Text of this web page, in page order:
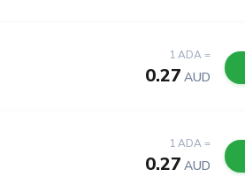
1 ADA =
0.27 AUD
1 ADA =
0.27 AUD